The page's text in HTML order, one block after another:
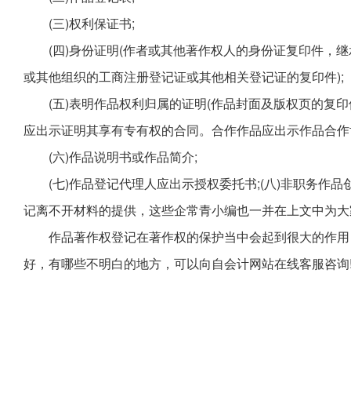
(三)权利保证书;
(四)身份证明(作者或其他著作权人的身份证复印件，
或其他组织的工商注册登记证或其他相关登记证的复印件);
(五)表明作品权利归属的证明(作品封面及版权页的复
应出示证明其享有专有权的合同。合作作品应出示作品合
(六)作品说明书或作品简介;
(七)作品登记代理人应出示授权委托书;(八)非职务作
记离不开材料的提供，这些企常青小编也一并在上文中为
作品著作权登记在著作权的保护当中会起到很大的作
好，有哪些不明白的地方，可以向自会计网站在线客服咨